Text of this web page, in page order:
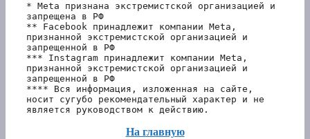
* Meta признана экстремистской организацией и
запрещена в РФ
** Facebook принадлежит компании Meta,
признанной экстремистской организацией и
запрещенной в РФ
*** Instagram принадлежит компании Meta,
признанной экстремистской организацией и
запрещенной в РФ
**** Вся информация, изложенная на сайте,
носит сугубо рекомендательный характер и не
является руководством к действию.
На главную